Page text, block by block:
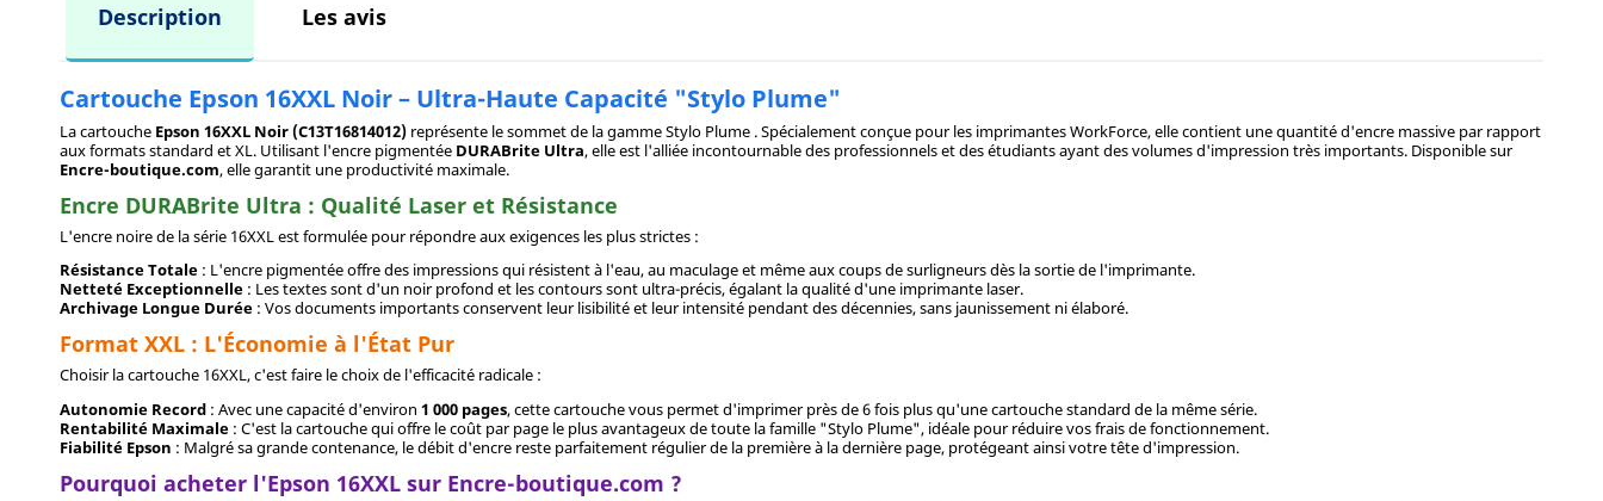
Description Les avis
Cartouche Epson 16XXL Noir – Ultra-Haute Capacité "Stylo Plume"
La cartouche Epson 16XXL Noir (C13T16814012) représente le sommet de la gamme Stylo Plume . Spécialement conçue pour les imprimantes WorkForce, elle contient une quantité d'encre massive par rapport
aux formats standard et XL. Utilisant l'encre pigmentée DURABrite Ultra, elle est l'alliée incontournable des professionnels et des étudiants ayant des volumes d'impression très importants. Disponible sur
Encre-boutique.com, elle garantit une productivité maximale.
Encre DURABrite Ultra : Qualité Laser et Résistance
L'encre noire de la série 16XXL est formulée pour répondre aux exigences les plus strictes :
Résistance Totale : L'encre pigmentée offre des impressions qui résistent à l'eau, au maculage et même aux coups de surligneurs dès la sortie de l'imprimante.
Netteté Exceptionnelle : Les textes sont d'un noir profond et les contours sont ultra-précis, égalant la qualité d'une imprimante laser.
Archivage Longue Durée : Vos documents importants conservent leur lisibilité et leur intensité pendant des décennies, sans jaunissement ni élaboré.
Format XXL : L'Économie à l'État Pur
Choisir la cartouche 16XXL, c'est faire le choix de l'efficacité radicale :
Autonomie Record : Avec une capacité d'environ1 000 pages, cette cartouche vous permet d'imprimer près de 6 fois plus qu'une cartouche standard de la même série.
Rentabilité Maximale : C'est la cartouche qui offre le coût par page le plus avantageux de toute la famille "Stylo Plume", idéale pour réduire vos frais de fonctionnement.
Fiabilité Epson : Malgré sa grande contenance, le débit d'encre reste parfaitement régulier de la première à la dernière page, protégeant ainsi votre tête d'impression.
Pourquoi acheter l'Epson 16XXL sur Encre-boutique.com ?